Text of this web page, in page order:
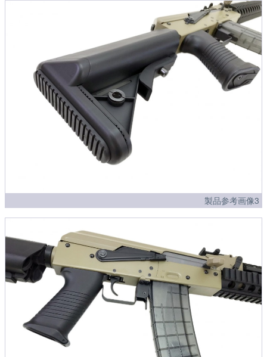
製品参考画像3